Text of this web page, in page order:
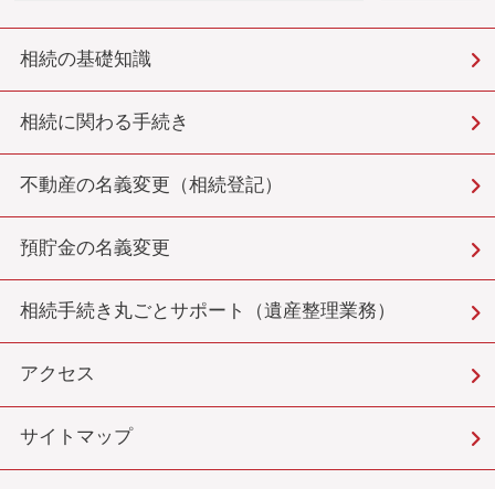
相続の基礎知識
相続に関わる手続き
不動産の名義変更（相続登記）
預貯金の名義変更
相続手続き丸ごとサポート（遺産整理業務）
アクセス
サイトマップ